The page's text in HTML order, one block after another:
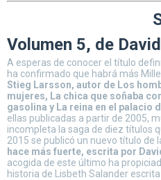
Volumen 5, de
A esperas de conocer el título
ha confirmado que habrá más
Stieg Larsson, autor de Los
mujeres, La chica que soñaba
gasolina y La reina en el palacio
ellas publicadas a partir de 2005,
incompleta la saga de diez títulos
2015 se publicó un nuevo título de
hace más fuerte, escrita por
acogida de este último ha
historia de Lisbeth Salander